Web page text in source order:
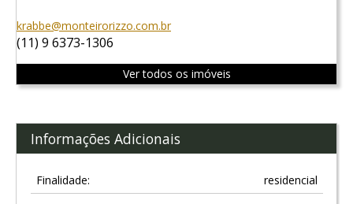
krabbe@monteirorizzo.com.br
(11) 9 6373-1306
Ver todos os imóveis
Informações Adicionais
Finalidade: residencial